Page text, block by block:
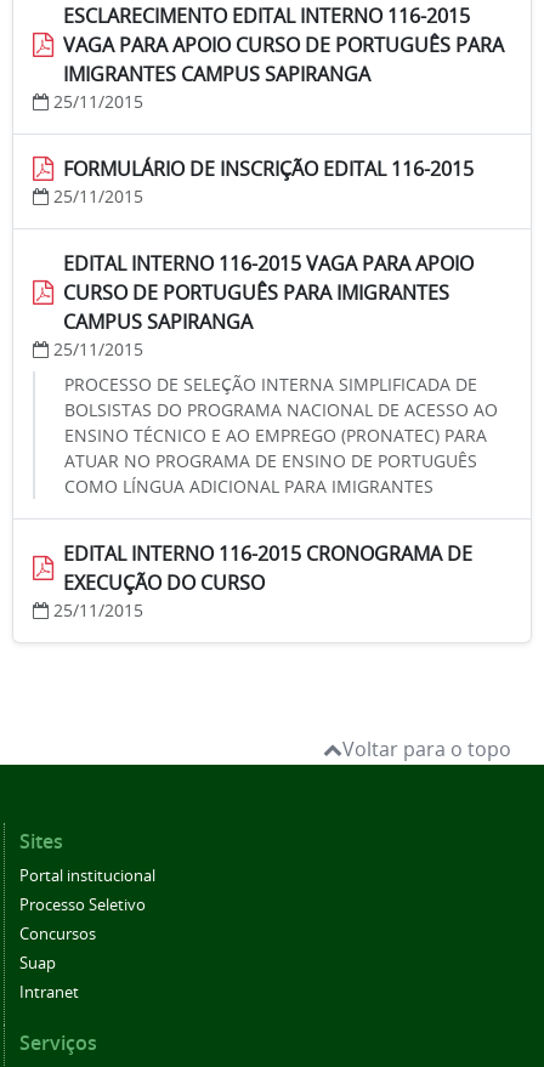
ESCLARECIMENTO EDITAL INTERNO 116-2015
VAGA PARA APOIO CURSO DE PORTUGUÊS PARA
IMIGRANTES CAMPUS SAPIRANGA
25/11/2015
FORMULÁRIO DE INSCRIÇÃO EDITAL 116-2015
25/11/2015
EDITAL INTERNO 116-2015 VAGA PARA APOIO
CURSO DE PORTUGUÊS PARA IMIGRANTES
CAMPUS SAPIRANGA
25/11/2015
PROCESSO DE SELEÇÃO INTERNA SIMPLIFICADA DE
BOLSISTAS DO PROGRAMA NACIONAL DE ACESSO AO
ENSINO TÉCNICO E AO EMPREGO (PRONATEC) PARA
ATUAR NO PROGRAMA DE ENSINO DE PORTUGUÊS
COMO LÍNGUA ADICIONAL PARA IMIGRANTES
EDITAL INTERNO 116-2015 CRONOGRAMA DE
EXECUÇÃO DO CURSO
25/11/2015
Voltar para o topo
Sites
Portal institucional
Processo Seletivo
Concursos
Suap
Intranet
Serviços